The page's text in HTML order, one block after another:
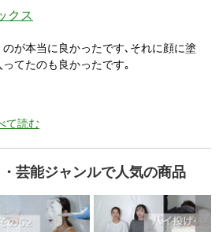
クス
が本当に良かったです､それに顔に塗
てたのも良かったです｡
顔を付けて欲しかったなと思いました｡
て読む
芸能ジャンルで人気の商品